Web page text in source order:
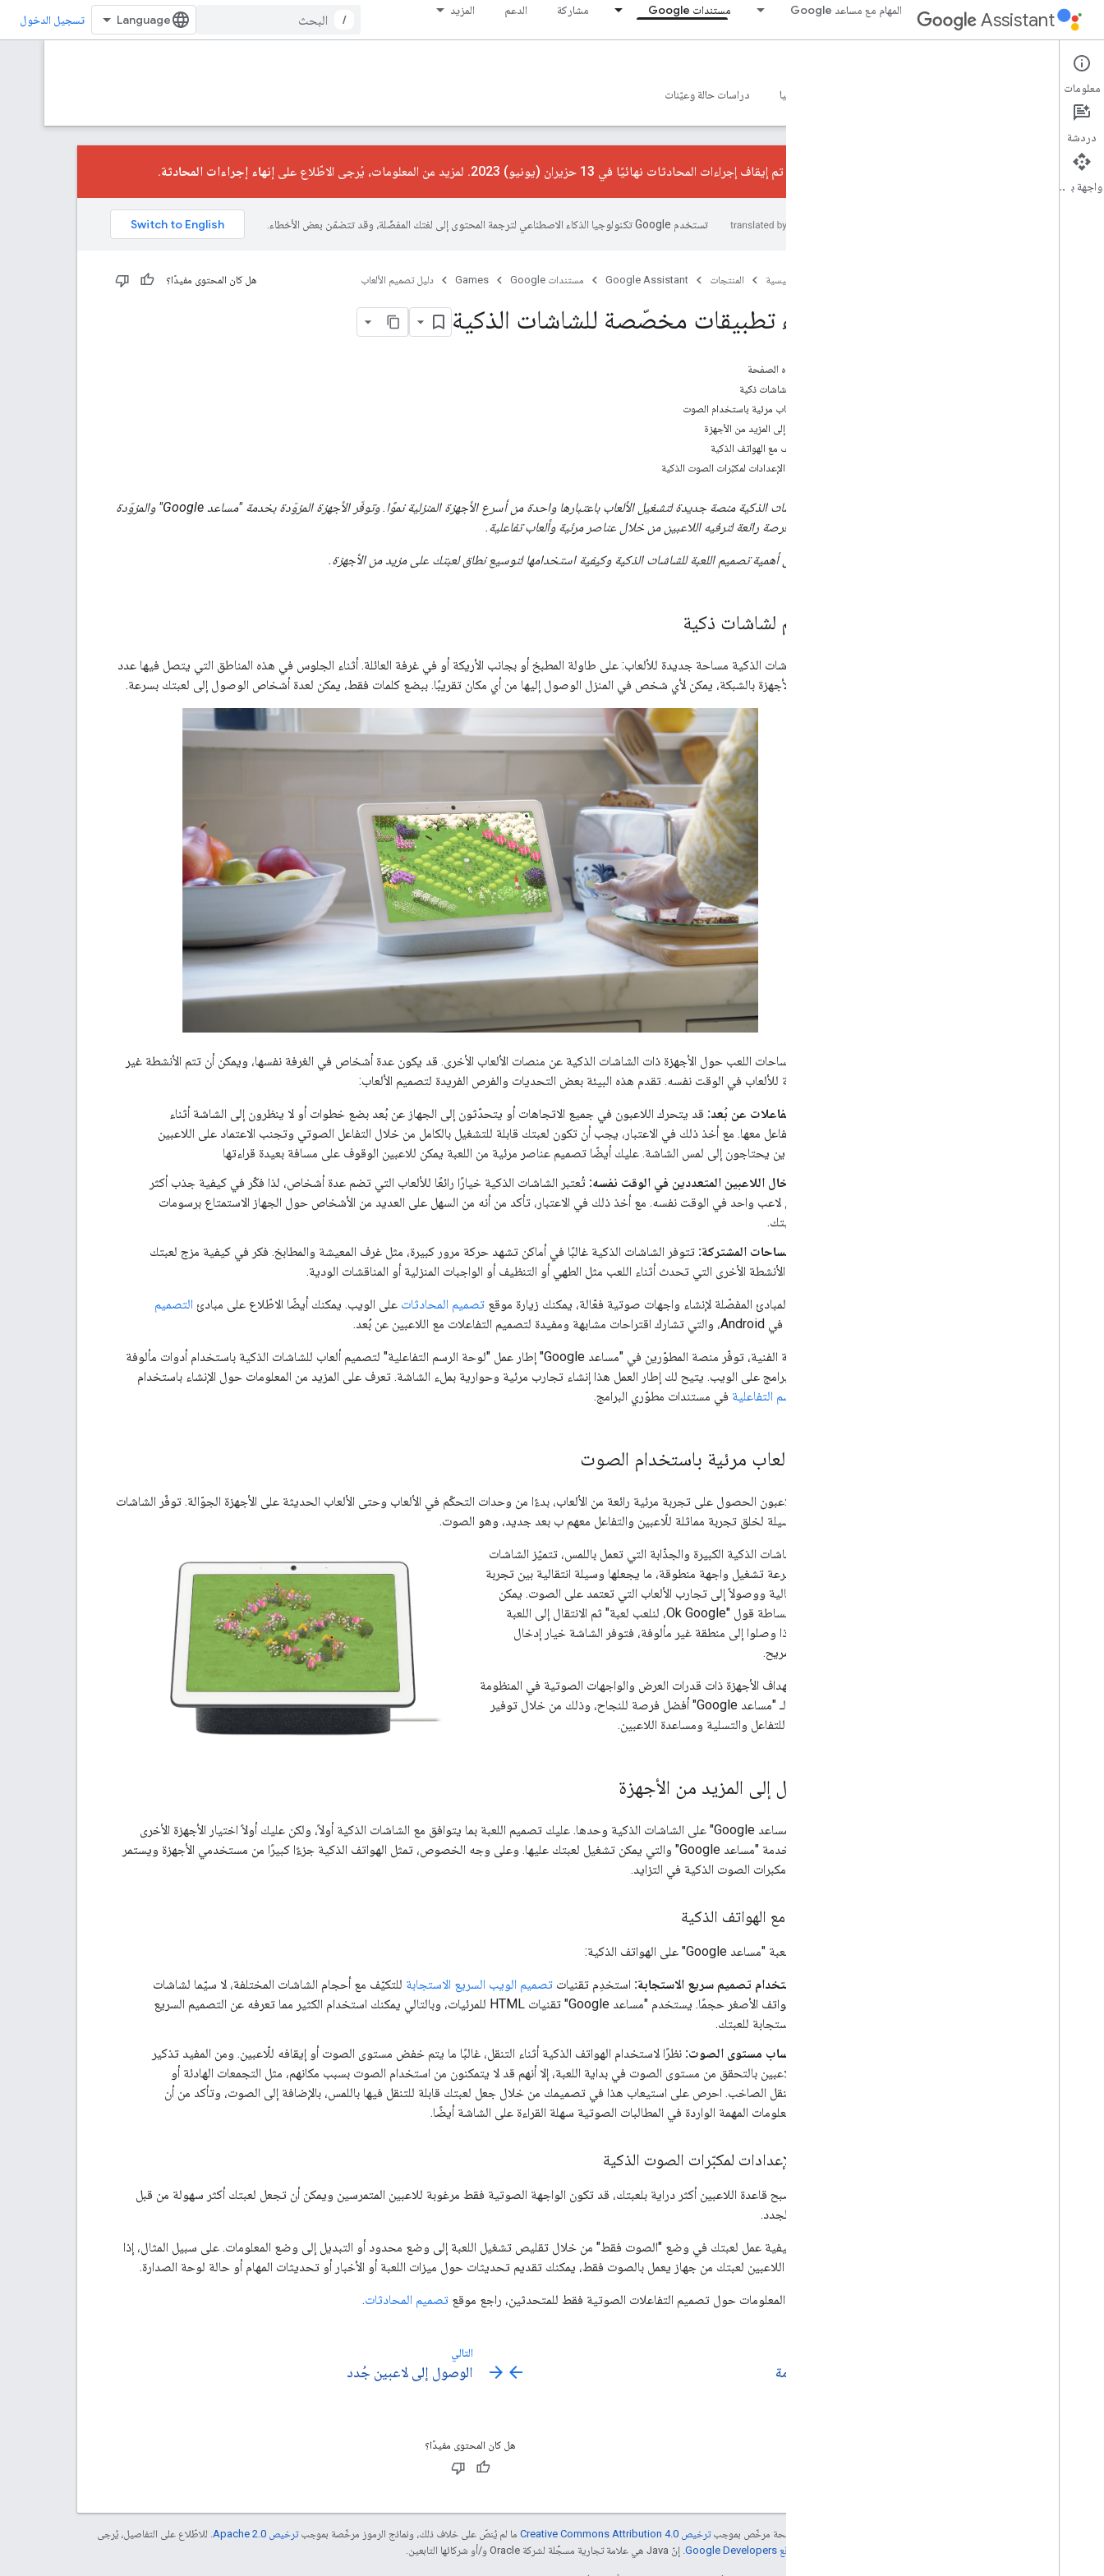
Assistant المهام مع مساعد Google مستندات Google مشاركة الدعم المزيد
/ تسجيل الدخول
Games
الصفحة الرئيسية الوصول إلى التكنولوجيا دراسات حالة وعيّنات
تم إيقاف إجراءات المحادثات نهائيًا في 13 حزيران (يونيو) 2023. لمزيد من المعلومات، يُرجى الاطّلاع على إنهاء إجراءات المحادثة.
تستخدم Google تكنولوجيا الذكاء الاصطناعي لترجمة المحتوى إلى لغتك المفضّلة، وقد تتضمّن بعض الأخطاء.
الصفحة الرئيسية المنتجات Google Assistant مستندات Google Games دليل تصميم الألعاب هل كان المحتوى مفيدًا؟
إنشاء تطبيقات مخصّصة للشاشات الذكية
على هذه الصفحة
تصميم لشاشات ذكية
إنشاء ألعاب مرئية باستخدام الصوت
الوصول إلى المزيد من الأجهزة
التكيف مع الهواتف الذكية
ضبط الإعدادات لمكبّرات الصوت الذكية
تُعد الشاشات الذكية منصة جديدة لتشغيل الألعاب باعتبارها واحدة من أسرع الأجهزة المنزلية نموًا. وتوفّر الأجهزة المزوّدة بخدمة "مساعد Google" والمزوّدة
بشاشات فرصة رائعة لترفيه اللاعبين من خلال عناصر مرئية وألعاب تفاعلية.
تعرَّف على أهمية تصميم اللعبة للشاشات الذكية وكيفية استخدامها لتوسيع نطاق لعبتك على مزيد من الأجهزة.
تصميم لشاشات ذكية
توفّر الشاشات الذكية مساحة جديدة للألعاب: على طاولة المطبخ أو بجانب الأريكة أو في غرفة العائلة. أثناء الجلوس في هذه المناطق التي يتصل فيها عدد
كبير من الأجهزة بالشبكة، يمكن لأي شخص في المنزل الوصول إليها من أي مكان تقريبًا. ببضع كلمات فقط، يمكن لعدة أشخاص الوصول إلى لعبتك بسرعة.
تختلف مساحات اللعب حول الأجهزة ذات الشاشات الذكية عن منصات الألعاب الأخرى. قد يكون عدة أشخاص في الغرفة نفسها، ويمكن أن تتم الأنشطة غير
المخصّصة للألعاب في الوقت نفسه. تقدم هذه البيئة بعض التحديات والفرص الفريدة لتصميم الألعاب:
التفاعلات عن بُعد: قد يتحرك اللاعبون في جميع الاتجاهات أو يتحدّثون إلى الجهاز عن بُعد بضع خطوات أو لا ينظرون إلى الشاشة أثناء
التفاعل معها. مع أخذ ذلك في الاعتبار، يجب أن تكون لعبتك قابلة للتشغيل بالكامل من خلال التفاعل الصوتي وتجنب الاعتماد على اللاعبين
الذين يحتاجون إلى لمس الشاشة. عليك أيضًا تصميم عناصر مرئية من اللعبة يمكن للاعبين الوقوف على مسافة بعيدة قراءتها
إدخال اللاعبين المتعددين في الوقت نفسه: تُعتبر الشاشات الذكية خيارًا رائعًا للألعاب التي تضم عدة أشخاص، لذا فكّر في كيفية جذب أكثر
من لاعب واحد في الوقت نفسه. مع أخذ ذلك في الاعتبار، تأكد من أنه من السهل على العديد من الأشخاص حول الجهاز الاستمتاع برسومات
لعبتك.
المساحات المشتركة: تتوفر الشاشات الذكية غالبًا في أماكن تشهد حركة مرور كبيرة، مثل غرف المعيشة والمطابخ. فكر في كيفية مزج لعبتك
أو الأنشطة الأخرى التي تحدث أثناء اللعب مثل الطهي أو التنظيف أو الواجبات المنزلية أو المناقشات الودية.
ولمعرفة المبادئ المفصّلة لإنشاء واجهات صوتية فعّالة، يمكنك زيارة موقع تصميم المحادثات على الويب. يمكنك أيضًا الاطّلاع على مبادئ التصميم
في Android، والتي تشارك اقتراحات مشابهة ومفيدة لتصميم التفاعلات مع اللاعبين عن بُعد.
من الناحية الفنية، توفّر منصة المطوّرين في "مساعد Google" إطار عمل "لوحة الرسم التفاعلية" لتصميم ألعاب للشاشات الذكية باستخدام أدوات مألوفة
لتطوير البرامج على الويب. يتيح لك إطار العمل هذا إنشاء تجارب مرئية وحوارية بملء الشاشة. تعرف على المزيد من المعلومات حول الإنشاء باستخدام
لوحة الرسم التفاعلية في مستندات مطوّري البرامج.
إنشاء ألعاب مرئية باستخدام الصوت
يتوقّع اللاعبون الحصول على تجربة مرئية رائعة من الألعاب، بدءًا من وحدات التحكّم في الألعاب وحتى الألعاب الحديثة على الأجهزة الجوّالة. توفّر الشاشات
الذكية وسيلة لخلق تجربة مماثلة للّاعبين والتفاعل معهم ب بعد جديد، وهو الصوت.
بفضل الشاشات الذكية الكبيرة والجذّابة التي تعمل باللمس، تتميّز الشاشات
الذكية بسرعة تشغيل واجهة منطوقة، ما يجعلها وسيلة انتقالية بين تجربة
اللعب الحالية ووصولاً إلى تجارب الألعاب التي تعتمد على الصوت. يمكن
للّاعبين ببساطة قول "Ok Google، لنلعب لعبة" ثم الانتقال إلى اللعبة
سريعًا. وإذا وصلوا إلى منطقة غير مألوفة، فتوفر الشاشة خيار إدخال
إضافي ومريح.
يتيح استهداف الأجهزة ذات قدرات العرض والواجهات الصوتية في المنظومة
المتكاملة لـ "مساعد Google" أفضل فرصة للنجاح، وذلك من خلال توفير
طريقتين للتفاعل والتسلية ومساعدة اللاعبين.
الوصول إلى المزيد من الأجهزة
لا يعمل "مساعد Google" على الشاشات الذكية وحدها. عليك تصميم اللعبة بما يتوافق مع الشاشات الذكية أولاً، ولكن عليك أولاً اختيار الأجهزة الأخرى
المزوّدة بخدمة "مساعد Google" والتي يمكن تشغيل لعبتك عليها. وعلى وجه الخصوص، تمثل الهواتف الذكية جزءًا كبيرًا من مستخدمي الأجهزة ويستمر
استخدام مكبرات الصوت الذكية في التزايد.
التكيف مع الهواتف الذكية
لتحسين لعبة "مساعد Google" على الهواتف الذكية:
استخدام تصميم سريع الاستجابة: استخدِم تقنيات تصميم الويب السريع الاستجابة للتكيّف مع أحجام الشاشات المختلفة، لا سيّما لشاشات
الهواتف الأصغر حجمًا. يستخدم "مساعد Google" تقنيات HTML للمرئيات، وبالتالي يمكنك استخدام الكثير مما تعرفه عن التصميم السريع
الاستجابة للعبتك.
حساب مستوى الصوت: نظرًا لاستخدام الهواتف الذكية أثناء التنقل، غالبًا ما يتم خفض مستوى الصوت أو إيقافه للّاعبين. ومن المفيد تذكير
اللاعبين بالتحقق من مستوى الصوت في بداية اللعبة، إلا أنهم قد لا يتمكنون من استخدام الصوت بسبب مكانهم، مثل التجمعات الهادئة أو
التنقل الصاخب. احرص على استيعاب هذا في تصميمك من خلال جعل لعبتك قابلة للتنقل فيها باللمس، بالإضافة إلى الصوت، وتأكد من أن
المعلومات المهمة الواردة في المطالبات الصوتية سهلة القراءة على الشاشة أيضًا.
ضبط الإعدادات لمكبّرات الصوت الذكية
بعد أن تصبح قاعدة اللاعبين أكثر دراية بلعبتك، قد تكون الواجهة الصوتية فقط مرغوبة للاعبين المتمرسين ويمكن أن تجعل لعبتك أكثر سهولة من قبل
اللاعبين الجدد.
فكّر في كيفية عمل لعبتك في وضع "الصوت فقط" من خلال تقليص تشغيل اللعبة إلى وضع محدود أو التبديل إلى وضع المعلومات. على سبيل المثال، إذا
نشّط أحد اللاعبين لعبتك من جهاز يعمل بالصوت فقط، يمكنك تقديم تحديثات حول ميزات اللعبة أو الأخبار أو تحديثات المهام أو حالة لوحة الصدارة.
لمزيد من المعلومات حول تصميم التفاعلات الصوتية فقط للمتحدثين، راجع موقع تصميم المحادثات.
arrow_back نظرة عامة
التالي
الوصول إلى لاعبين جُدد arrow_forward
هل كان المحتوى مفيدًا؟
إنّ محتوى هذه الصفحة مرخّص بموجبترخيص Creative Commons Attribution 4.0‏ ما لم يُنصّ على خلاف ذلك، ونماذج الرموز مرخّصة بموجبترخيص Apache 2.0‏
. للاطّلاع على التفاصيل، يُرجى
سياسات موقع Google Developers‏ . إنّ Java هي علامة تجارية مسجَّلة لشركة Oracle و/أو شركائها التابعين.
معلومات
دردشة
واجهة برمجة التطبيقات